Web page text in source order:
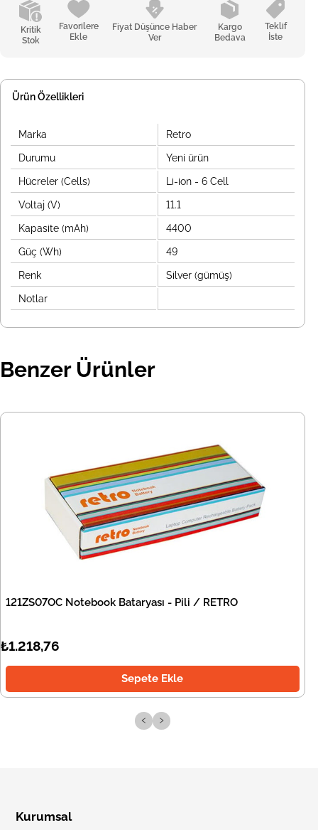
Kritik
Stok
Favorilere
Ekle
Fiyat Düşünce Haber
Ver
Kargo
Bedava
Teklif
İste
Ürün Özellikleri
Marka Retro
Durumu Yeni ürün
Hücreler (Cells) Li-ion - 6 Cell
Voltaj (V) 11.1
Kapasite (mAh) 4400
Güç (Wh) 49
Renk Silver (gümüş)
Notlar
Benzer Ürünler
121ZS07OC Notebook Bataryası - Pili / RETRO
₺1.218,76
Sepete Ekle
‹ ›
Kurumsal